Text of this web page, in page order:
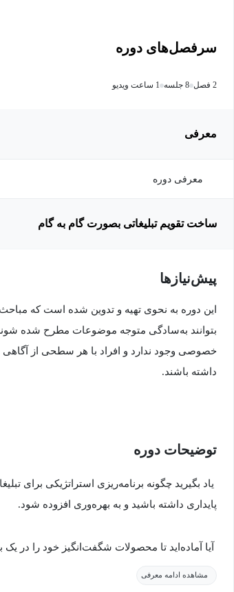
سرفصل‌های دوره
2 فصل 8 جلسه 1 ساعت ویدیو
معرفی
معرفی دوره
ساخت تقویم تبلیغاتی بصورت گام به گام
پیش‌نیاز‌ها
این دوره به نحوی تهیه و تدوین شده است که
بتوانند به‌سادگی متوجه موضوعات مطرح شده
خصوصی وجود ندارد و افراد با هر سطحی از آگاهی و
داشته باشند.
توضیحات دوره
یاد بگیرید چگونه برنامه‌ریزی استراتژیکی برای
پایداری داشته باشید و به بهره‌وری افزوده شود.
آیا آماده‌اید تا محصولات شگفت‌انگیز خود را در
مشاهده ادامه معرفی